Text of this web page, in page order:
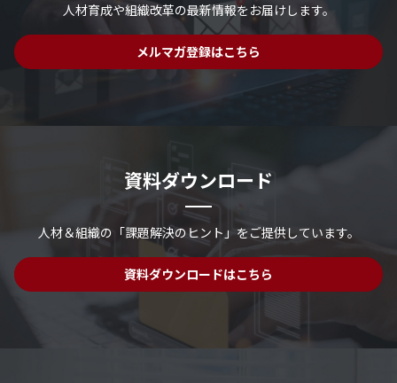
人材育成や組織改革の最新情報をお届けします。
メルマガ登録はこちら
資料ダウンロード
人材＆組織の「課題解決のヒント」をご提供しています。
資料ダウンロードはこちら